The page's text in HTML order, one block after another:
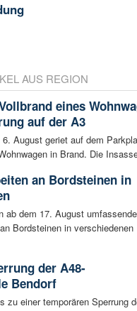
AUS REGION
eines
auf der A3
August geriet auf dem
in Brand. Die
an Bordsteinen in
ab dem 17. August umfassende
Bordsteinen in verschiedenen
der A48-
Bendorf
zu einer temporären Sperrung